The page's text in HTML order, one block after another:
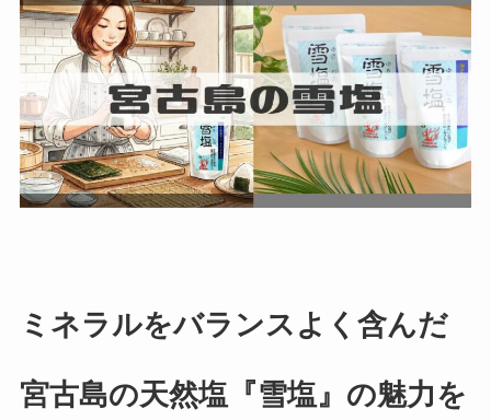
ミネラルをバランスよく含んだ
宮古島の天然塩『雪塩』の魅力を